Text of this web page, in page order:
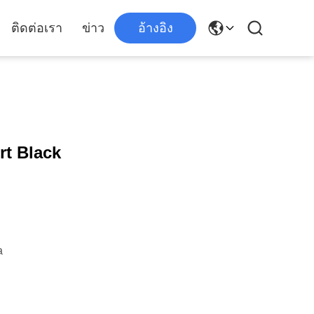
ติดต่อเรา ข่าว อ้างอิง
Black